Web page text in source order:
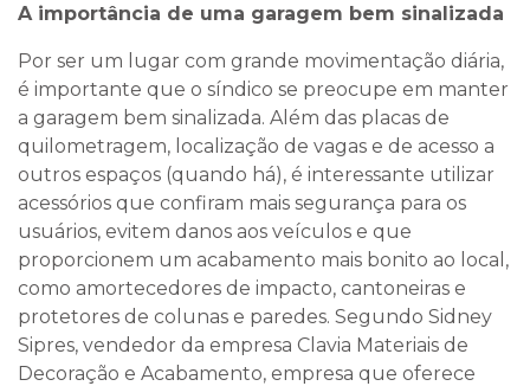
A importância de uma garagem bem sinalizada
Por ser um lugar com grande movimentação diária,
é importante que o síndico se preocupe em manter
a garagem bem sinalizada. Além das placas de
quilometragem, localização de vagas e de acesso a
outros espaços (quando há), é interessante utilizar
acessórios que confiram mais segurança para os
usuários, evitem danos aos veículos e que
proporcionem um acabamento mais bonito ao local,
como amortecedores de impacto, cantoneiras e
protetores de colunas e paredes. Segundo Sidney
Sipres, vendedor da empresa Clavia Materiais de
Decoração e Acabamento, empresa que oferece